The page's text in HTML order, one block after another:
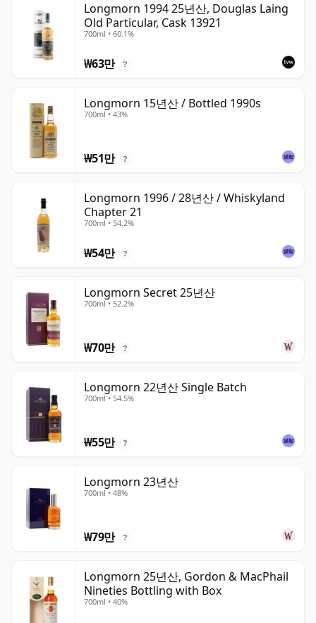
Longmorn 1994 25년산, Douglas Laing
Old Particular, Cask 13921
700ml • 60.1%
₩63만 ?
Longmorn 15년산 / Bottled 1990s
700ml • 43%
₩51만 ?
Longmorn 1996 / 28년산 / Whiskyland
Chapter 21
700ml • 54.2%
₩54만 ?
Longmorn Secret 25년산
700ml • 52.2%
₩70만 ?
Longmorn 22년산 Single Batch
700ml • 54.5%
₩55만 ?
Longmorn 23년산
700ml • 48%
₩79만 ?
Longmorn 25년산, Gordon & MacPhail
Nineties Bottling with Box
700ml • 40%